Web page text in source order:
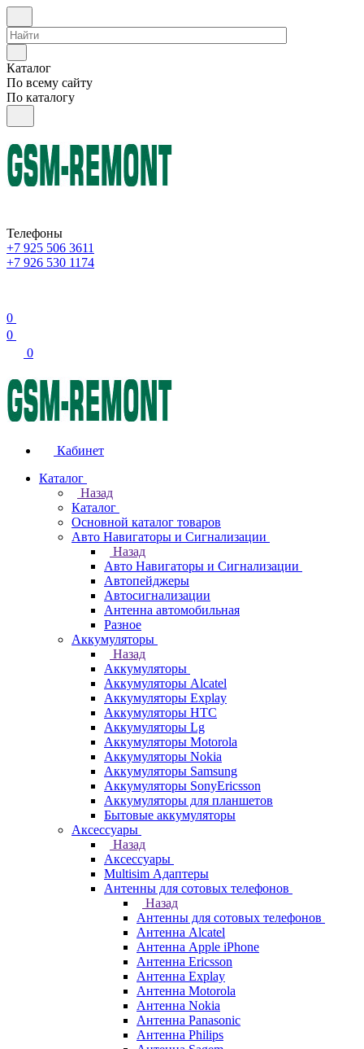
Каталог
По всему сайту
По каталогу
Телефоны
+7 925 506 3611
+7 926 530 1174
0
0
0
Кабинет
Каталог
Назад
Каталог
Основной каталог товаров
Авто Навигаторы и Сигнализации
Назад
Авто Навигаторы и Сигнализации
Автопейджеры
Автосигнализации
Антенна автомобильная
Разное
Аккумуляторы
Назад
Аккумуляторы
Аккумуляторы Alcatel
Аккумуляторы Explay
Аккумуляторы HTC
Аккумуляторы Lg
Аккумуляторы Motorola
Аккумуляторы Nokia
Аккумуляторы Samsung
Аккумуляторы SonyEricsson
Аккумуляторы для планшетов
Бытовые аккумуляторы
Аксессуары
Назад
Аксессуары
Multisim Адаптеры
Антенны для сотовых телефонов
Назад
Антенны для сотовых телефонов
Антенна Alcatel
Антенна Apple iPhone
Антенна Ericsson
Антенна Explay
Антенна Motorola
Антенна Nokia
Антенна Panasonic
Антенна Philips